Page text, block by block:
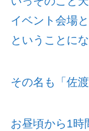
イベント会場
ということに
その名も「佐
お昼頃から1時